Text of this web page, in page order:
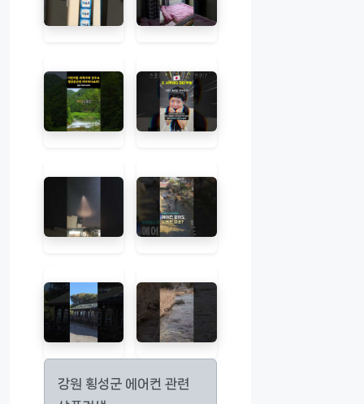
강원 횡성군 에어컨 관련